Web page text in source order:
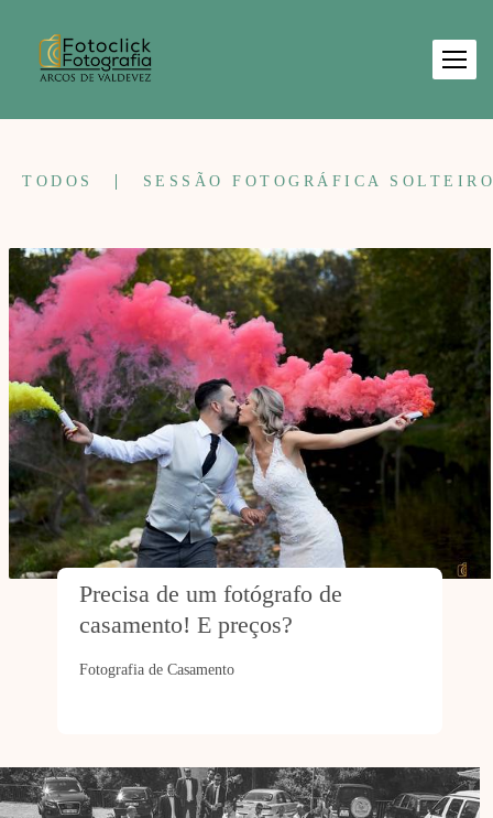
TODOS SESSÃO FOTOGRÁFICA
Precisa de um fotógrafo de
casamento! E preços?
Fotografia de Casamento